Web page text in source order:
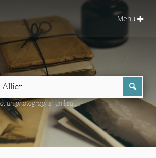
Menu
un photographe, un lieu...